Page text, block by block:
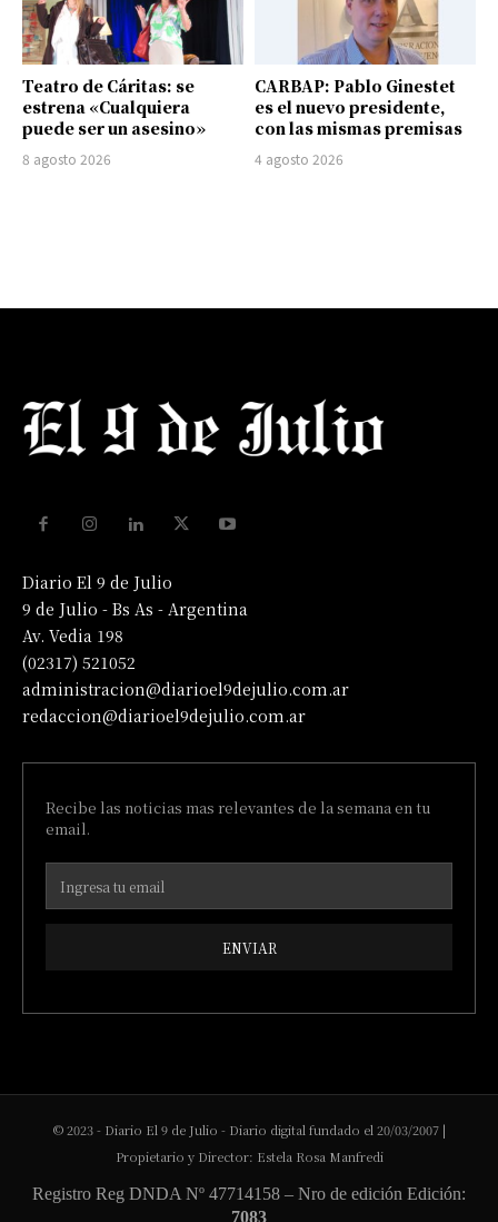
Teatro de Cáritas: se
estrena «Cualquiera
puede ser un asesino»
8 agosto 2026
CARBAP: Pablo Ginestet
es el nuevo presidente,
con las mismas premisas
4 agosto 2026
Diario El 9 de Julio
9 de Julio - Bs As - Argentina
Av. Vedia 198
(02317) 521052
administracion@diarioel9dejulio.com.ar
redaccion@diarioel9dejulio.com.ar
Recibe las noticias mas relevantes de la semana en tu
email.
ENVIAR
© 2023 - Diario El 9 de Julio - Diario digital fundado el 20/03/2007 |
Propietario y Director: Estela Rosa Manfredi
Registro Reg DNDA Nº 47714158 – Nro de edición Edición:
7083